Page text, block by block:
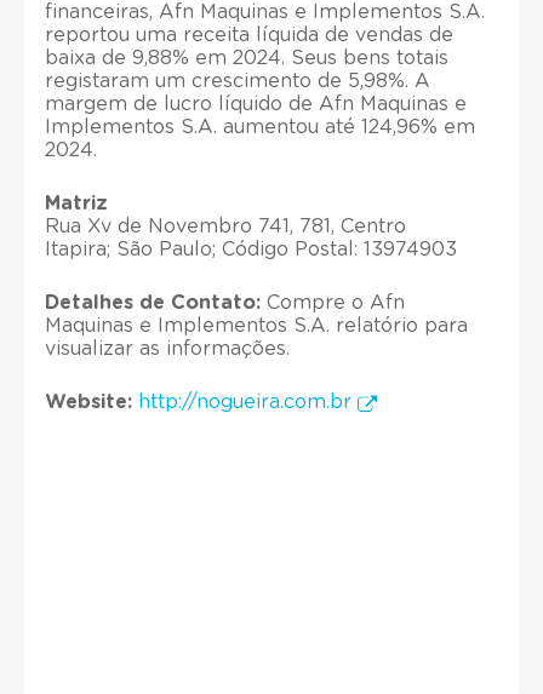
financeiras, Afn Maquinas e Implementos S.A.
reportou uma receita líquida de vendas de
baixa de 9,88% em 2024. Seus bens totais
registaram um crescimento de 5,98%. A
margem de lucro líquido de Afn Maquinas e
Implementos S.A. aumentou até 124,96% em
2024.
Matriz
Rua Xv de Novembro 741, 781, Centro
Itapira; São Paulo; Código Postal: 13974903
Detalhes de Contato: Compre o Afn
Maquinas e Implementos S.A. relatório para
visualizar as informações.
Website: http://nogueira.com.br